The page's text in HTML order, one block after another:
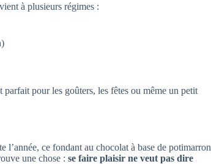
à plusieurs régimes :
parfait pour les goûters, les fêtes ou même un petit
l’année, ce fondant au chocolat à base de potimarron
une chose : se faire plaisir ne veut pas dire